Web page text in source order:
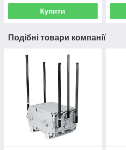
Купити
Подібні товари компанії